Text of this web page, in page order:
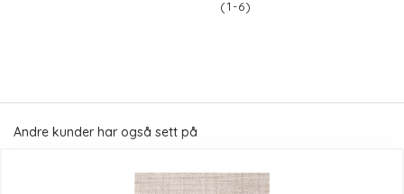
(1-6)
Andre kunder har også sett på